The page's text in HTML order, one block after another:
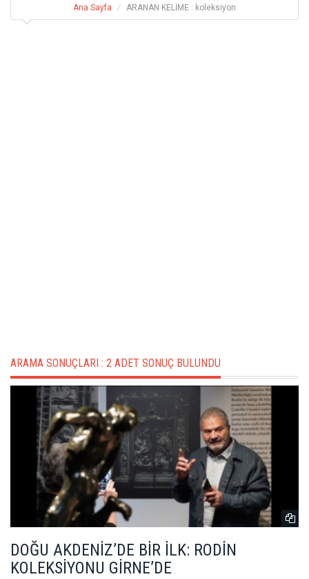
Ana Sayfa ARANAN KELİME : koleksiyon
ARAMA SONUÇLARI : 2 ADET SONUÇ BULUNDU
DOĞU AKDENİZ’DE BİR İLK: RODİN
KOLEKSİYONU GİRNE’DE